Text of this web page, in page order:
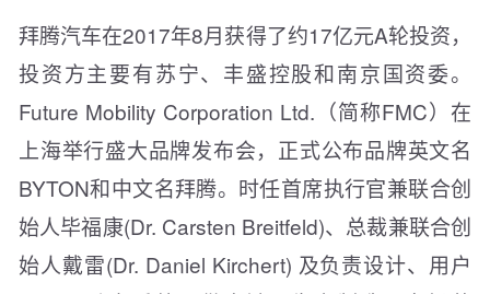
拜腾汽车在2017年8月获得了约17亿元A轮投资，
投资方主要有苏宁、丰盛控股和南京国资委。
Future Mobility Corporation Ltd.（简称FMC）在
上海举行盛大品牌发布会，正式公布品牌英文名
BYTON和中文名拜腾。时任首席执行官兼联合创
始人毕福康(Dr. Carsten Breitfeld)、总裁兼联合创
始人戴雷(Dr. Daniel Kirchert) 及负责设计、用户